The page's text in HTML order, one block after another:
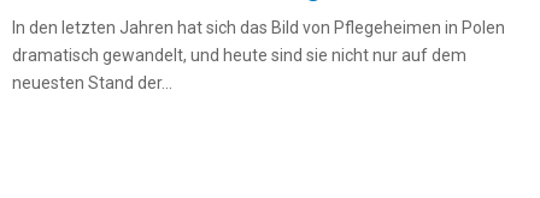
In den letzten Jahren hat sich das Bild von Pflegeheimen in Polen
dramatisch gewandelt, und heute sind sie nicht nur auf dem
neuesten Stand der...